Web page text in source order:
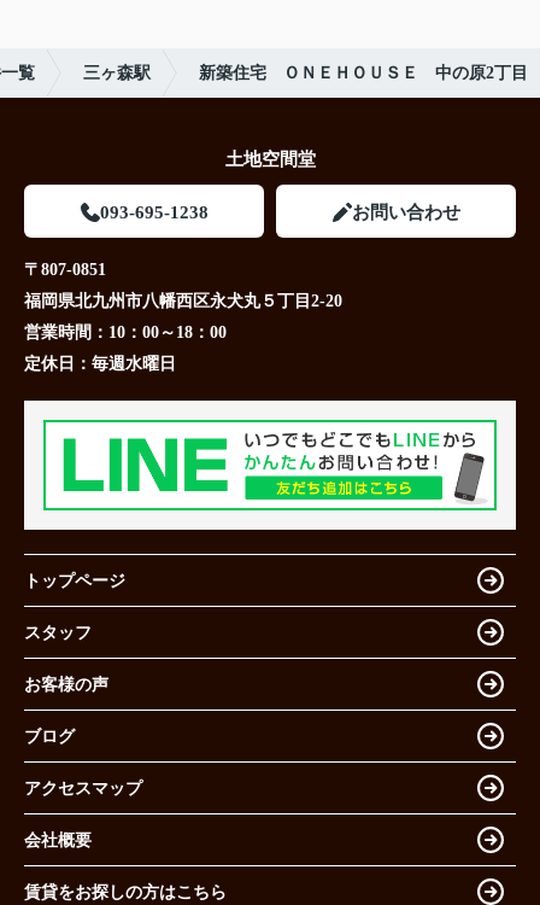
覧 三ヶ森駅 新築住宅 ＯＮＥＨＯＵＳＥ 中の原2丁目
土地空間堂
093-695-1238 お問い合わせ
〒807-0851
福岡県北九州市八幡西区永犬丸５丁目2-20
営業時間： 10：00～18：00
定休日： 毎週水曜日
トップページ
スタッフ
お客様の声
ブログ
アクセスマップ
会社概要
賃貸をお探しの方はこちら